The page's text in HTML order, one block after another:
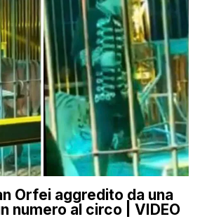
Orfei aggredito da una
numero al circo | VIDEO